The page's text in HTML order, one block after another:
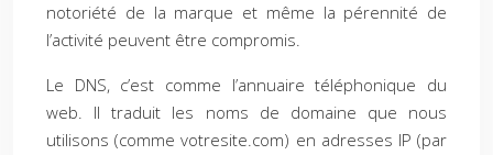
notoriété de la marque et même la pérennité de
l’activité peuvent être compromis.
Le DNS, c’est comme l’annuaire téléphonique du
web. Il traduit les noms de domaine que nous
utilisons (comme votresite.com) en adresses IP (par